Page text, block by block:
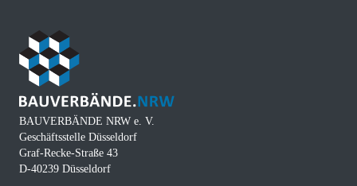
BAUVERBÄNDE NRW e. V.
Geschäftsstelle Düsseldorf
Graf-Recke-Straße 43
D-40239 Düsseldorf